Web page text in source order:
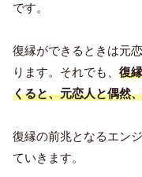
です。
復縁ができるときは元
ります。それでも、 復
くると、元恋人と偶然
復縁の前兆となるエン
ていきます。